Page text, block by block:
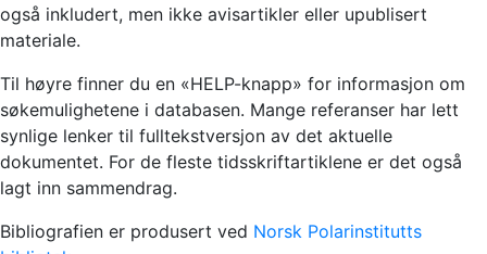
også inkludert, men ikke avisartikler eller upublisert
materiale.
Til høyre finner du en «HELP-knapp» for informasjon om
søkemulighetene i databasen. Mange referanser har lett
synlige lenker til fulltekstversjon av det aktuelle
dokumentet. For de fleste tidsskriftartiklene er det også
lagt inn sammendrag.
Bibliografien er produsert ved Norsk Polarinstitutts